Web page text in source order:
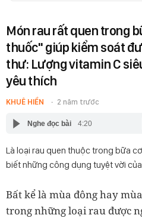
Món rau rất quen trong
thuốc'' giúp kiểm soát
thư: Lượng vitamin C
yêu thích
KHUÊ HIỀN 2 năm trước
Nghe đọc bài 4:20
Là loại rau quen thuộc trong bữa
biết những công dụng tuyệt vời
Bất kể là mùa đông hay
trong những loại rau được